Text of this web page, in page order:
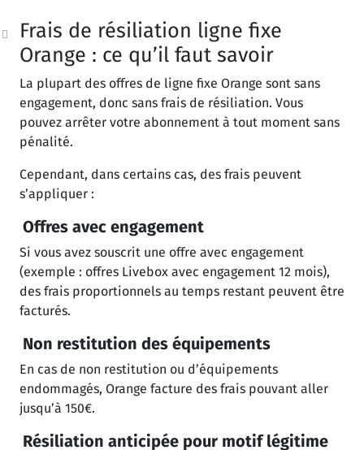
Frais de résiliation ligne fixe
Orange : ce qu’il faut savoir
La plupart des offres de ligne fixe Orange sont sans
engagement, donc sans frais de résiliation. Vous
pouvez arrêter votre abonnement à tout moment sans
pénalité.
Cependant, dans certains cas, des frais peuvent
s’appliquer :
Offres avec engagement
Si vous avez souscrit une offre avec engagement
(exemple : offres Livebox avec engagement 12 mois),
des frais proportionnels au temps restant peuvent être
facturés.
Non restitution des équipements
En cas de non restitution ou d’équipements
endommagés, Orange facture des frais pouvant aller
jusqu’à 150€.
Résiliation anticipée pour motif légitime